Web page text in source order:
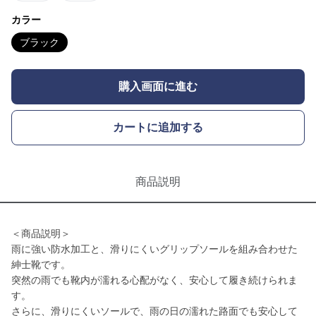
カラー
ブラック
購入画面に進む
カートに追加する
商品説明
＜商品説明＞
雨に強い防水加工と、滑りにくいグリップソールを組み合わせた
紳士靴です。
突然の雨でも靴内が濡れる心配がなく、安心して履き続けられま
す。
さらに、滑りにくいソールで、雨の日の濡れた路面でも安心して